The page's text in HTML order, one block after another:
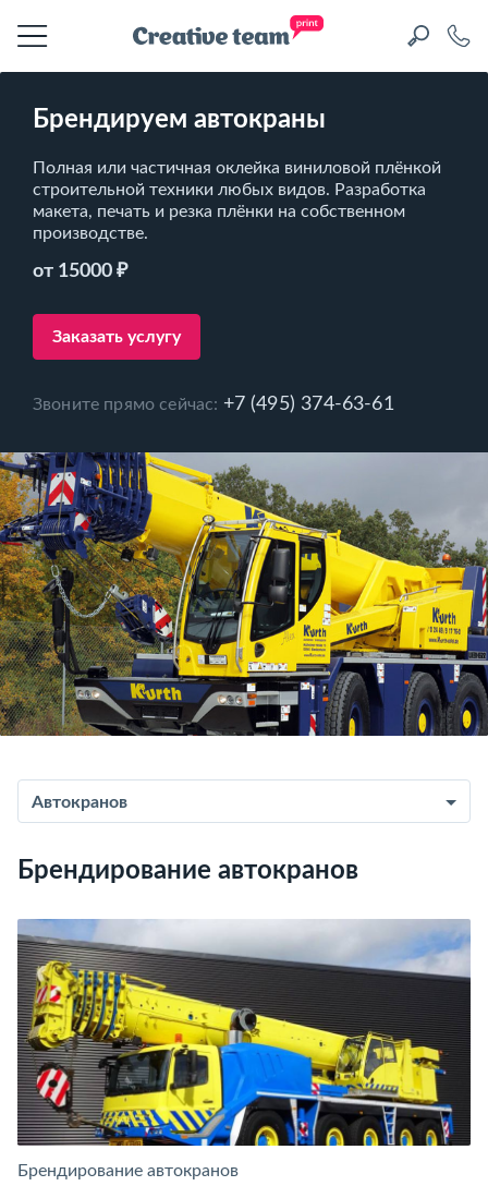
Брендируем автокраны
Полная или частичная оклейка виниловой плёнкой
строительной техники любых видов. Разработка
макета, печать и резка плёнки на собственном
производстве.
от 15000 ₽
Заказать услугу
Звоните прямо сейчас: +7 (495) 374-63-61
Автокранов
Брендирование автокранов
Брендирование автокранов